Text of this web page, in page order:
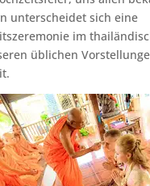
unterscheidet sich eine
im
üblichen